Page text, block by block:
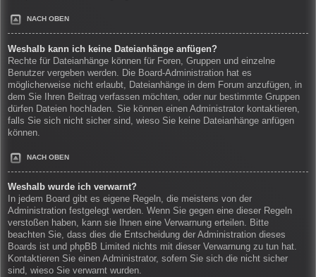
NACH OBEN
Weshalb kann ich keine Dateianhänge anfügen?
Rechte für Dateianhänge können für Foren, Gruppen und einzelne
Benutzer vergeben werden. Die Board-Administration hat es
möglicherweise nicht erlaubt, Dateianhänge in dem Forum anzufügen, in
dem Sie Ihren Beitrag verfassen möchten, oder nur bestimmte Gruppen
dürfen Dateien hochladen. Sie können einen Administrator kontaktieren,
falls Sie sich nicht sicher sind, wieso Sie keine Dateianhänge anfügen
können.
NACH OBEN
Weshalb wurde ich verwarnt?
In jedem Board gibt es eigene Regeln, die meistens von der
Administration festgelegt werden. Wenn Sie gegen eine dieser Regeln
verstoßen haben, kann sie Ihnen eine Verwarnung erteilen. Bitte
beachten Sie, dass dies die Entscheidung der Administration dieses
Boards ist und phpBB Limited nichts mit dieser Verwarnung zu tun hat.
Kontaktieren Sie einen Administrator, sofern Sie sich die nicht sicher
sind, wieso Sie verwarnt wurden.